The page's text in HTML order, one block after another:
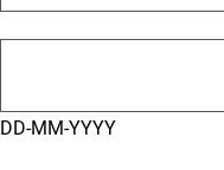
DD-MM-YYYY